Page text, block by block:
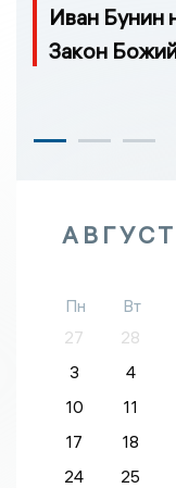
Иван Бунин
Закон
АВГУСТ
Пн Вт
27
28
3
4
10
11
17
18
24
25